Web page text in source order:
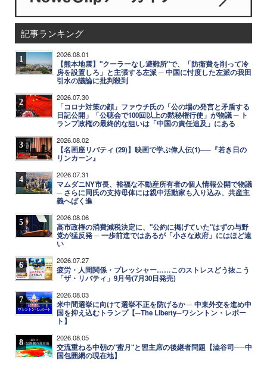
記事ランキング
1 2026.08.01
【熊本地震】"クーラーなし避難所"で、「防衛費を削って冷
房を設置しろ」と主張する左派 ─ 中国に忖度した左派の我田
引水の議論に批判殺到
2 2026.07.30
「コロナ対策の顔」ファウチ氏の「公の場の発言と矛盾する
日記公開」「公聴会で100回以上の黙秘権行使」が物議 ─ ト
ランプ政権の最終的な狙いは「中国の責任追及」にある
3 2026.08.02
【名画座リバティ (29)】映画で学ぶ偉人伝(1)──『若き日の
リンカーン』
4 2026.07.31
マムダニNY市長、裕福な不動産所有者の個人情報公開で物議
─ さらに同氏の支持母体には親中活動家も入り込み、共産主
義へばく進
5 2026.08.06
高市政権の消費減税決定に、"公約に掲げていた"はずの与野
党が猛反発 ─ 一歩前進ではあるが「小さな政府」にはほど遠
い
6 2026.07.27
疲労・人間関係・プレッシャー……このストレスどう抜こう
「ザ・リバティ」9月号(7月30日発売)
7 2026.08.03
米中間選挙に向けて選挙不正を防げるか ─ 中東外交を進め中
国を抑え込むトランプ【─The Liberty─ワシントン・レポー
ト】
8 2026.08.05
交流重ねる中朝の"蜜月"と習主席の後継者問題【澁谷司──中
国包囲網の現在地】